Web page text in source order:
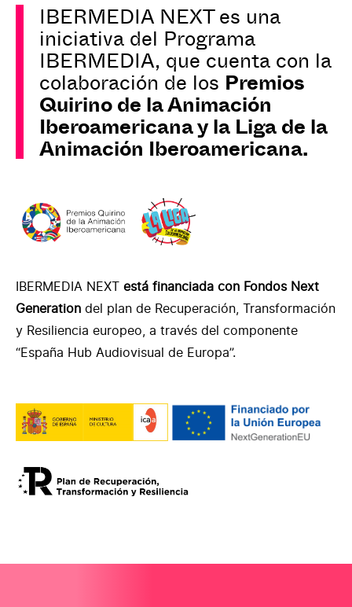
IBERMEDIA NEXT es una
iniciativa del Programa
IBERMEDIA, que cuenta con la
colaboración de los Premios
Quirino de la Animación
Iberoamericana y la Liga de la
Animación Iberoamericana.
IBERMEDIA NEXT está financiada con Fondos Next
Generation del plan de Recuperación, Transformación
y Resiliencia europeo, a través del componente
“España Hub Audiovisual de Europa”.